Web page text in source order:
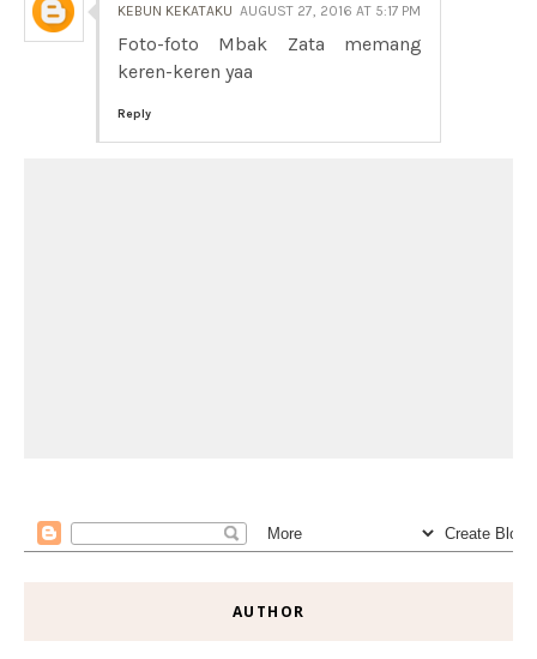
KEBUN KEKATAKU AUGUST 27, 2016 AT 5:17 PM
Foto-foto Mbak Zata memang
keren-keren yaa
Reply
AUTHOR